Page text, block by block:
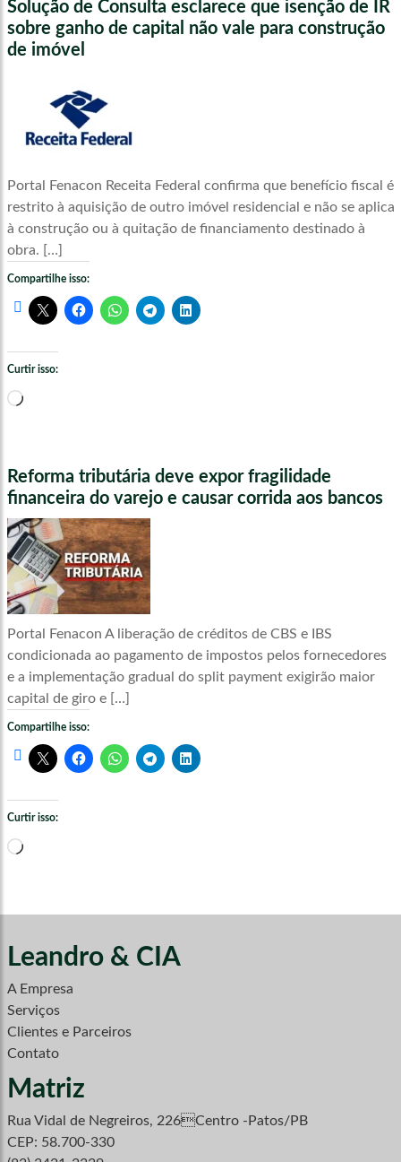
Solução de Consulta esclarece que isenção de IR
sobre ganho de capital não vale para construção
de imóvel
Portal Fenacon Receita Federal confirma que benefício fiscal é
restrito à aquisição de outro imóvel residencial e não se aplica
à construção ou à quitação de financiamento destinado à
obra. […]
Compartilhe isso:
Curtir isso:
Carregando...
Reforma tributária deve expor fragilidade
financeira do varejo e causar corrida aos bancos
Portal Fenacon A liberação de créditos de CBS e IBS
condicionada ao pagamento de impostos pelos fornecedores
e a implementação gradual do split payment exigirão maior
capital de giro e […]
Compartilhe isso:
Curtir isso:
Carregando...
Leandro & CIA
A Empresa
Serviços
Clientes e Parceiros
Contato
Matriz
Rua Vidal de Negreiros, 226Centro -Patos/PB
CEP: 58.700-330